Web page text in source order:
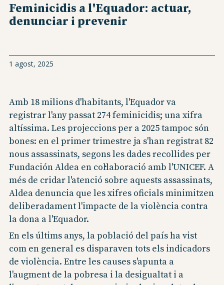
Feminicidis a l'Equador: actuar,
denunciar i prevenir
1 agost, 2025
Amb 18 milions d'habitants, l'Equador va
registrar l'any passat 274 feminicidis; una xifra
altíssima. Les projeccions per a 2025 tampoc són
bones: en el primer trimestre ja s'han registrat 82
nous assassinats, segons les dades recollides per
Fundación Aldea en col·laboració amb l'UNICEF. A
més de cridar l'atenció sobre aquests assassinats,
Aldea denuncia que les xifres oficials minimitzen
deliberadament l'impacte de la violència contra
la dona a l'Equador.
En els últims anys, la població del país ha vist
com en general es disparaven tots els indicadors
de violència. Entre les causes s'apunta a
l'augment de la pobresa i la desigualtat i a